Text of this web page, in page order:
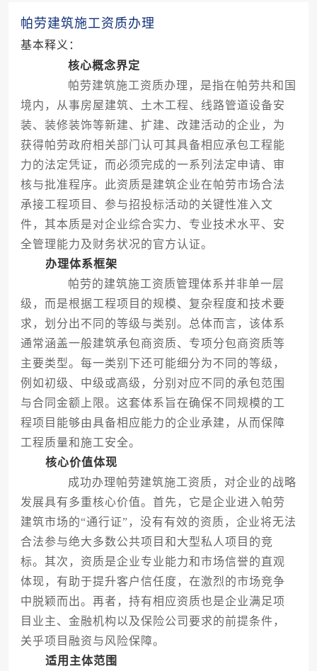
帕劳建筑施工资质办理
基本释义：
核心概念界定
帕劳建筑施工资质办理，是指在帕劳共和国
境内，从事房屋建筑、土木工程、线路管道设备安
装、装修装饰等新建、扩建、改建活动的企业，为
获得帕劳政府相关部门认可其具备相应承包工程能
力的法定凭证，而必须完成的一系列法定申请、审
核与批准程序。此资质是建筑企业在帕劳市场合法
承接工程项目、参与招投标活动的关键性准入文
件，其本质是对企业综合实力、专业技术水平、安
全管理能力及财务状况的官方认证。
办理体系框架
帕劳的建筑施工资质管理体系并非单一层
级，而是根据工程项目的规模、复杂程度和技术要
求，划分出不同的等级与类别。总体而言，该体系
通常涵盖一般建筑承包商资质、专项分包商资质等
主要类型。每一类别下还可能细分为不同的等级，
例如初级、中级或高级，分别对应不同的承包范围
与合同金额上限。这套体系旨在确保不同规模的工
程项目能够由具备相应能力的企业承建，从而保障
工程质量和施工安全。
核心价值体现
成功办理帕劳建筑施工资质，对企业的战略
发展具有多重核心价值。首先，它是企业进入帕劳
建筑市场的“通行证”，没有有效的资质，企业将无法
合法参与绝大多数公共项目和大型私人项目的竞
标。其次，资质是企业专业能力和市场信誉的直观
体现，有助于提升客户信任度，在激烈的市场竞争
中脱颖而出。再者，持有相应资质也是企业满足项
目业主、金融机构以及保险公司要求的前提条件，
关乎项目融资与风险保障。
适用主体范围